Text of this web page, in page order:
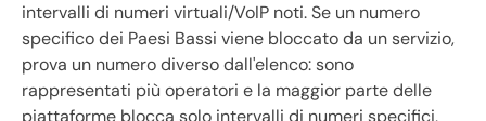
intervalli di numeri virtuali/VoIP noti. Se un numero
specifico dei Paesi Bassi viene bloccato da un servizio,
prova un numero diverso dall'elenco: sono
rappresentati più operatori e la maggior parte delle
piattaforme blocca solo intervalli di numeri specifici,